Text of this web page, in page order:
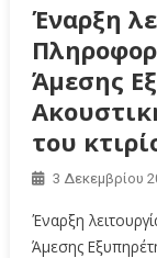
Έναρξη
Άμεσης
του
3 Δεκεμβρίου
Έναρξη
Άμεσης